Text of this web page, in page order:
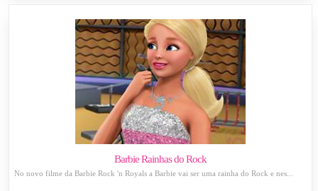
Barbie Rainhas do Rock
No novo filme da Barbie Rock 'n Royals a Barbie vai ser uma rainha do Rock e nes...